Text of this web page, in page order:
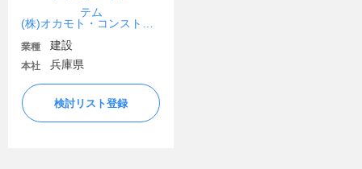
業種 建設
本社 兵庫県
検討リスト登録